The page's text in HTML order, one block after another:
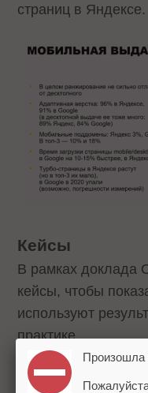
страниц в Яндексе.
Кейсы
В рамках доклада
кейсы, чтобы
используют
практике.
Кейс 1.
Произошла